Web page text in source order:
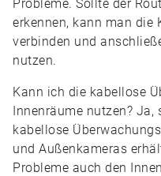
Probleme. Sollte der
erkennen, kann man die
verbinden und
nutzen.
Kann ich die kabellose
Innenräume nutzen?
kabellose
und Außenkameras
Probleme auch den